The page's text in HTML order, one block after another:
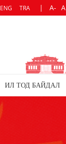
ENG TRA | A- A
ИЛ ТОД БАЙДАЛ